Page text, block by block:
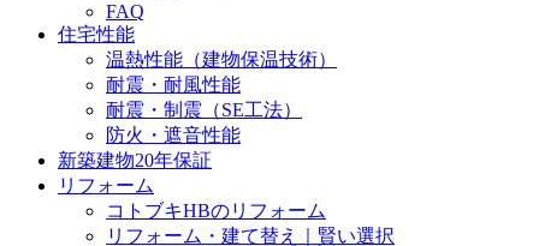
FAQ
住宅性能
温熱性能（建物保温技術）
耐震・耐風性能
耐震・制震（SE工法）
防火・遮音性能
新築建物20年保証
リフォーム
コトブキHBのリフォーム
リフォーム・建て替え｜賢い選択